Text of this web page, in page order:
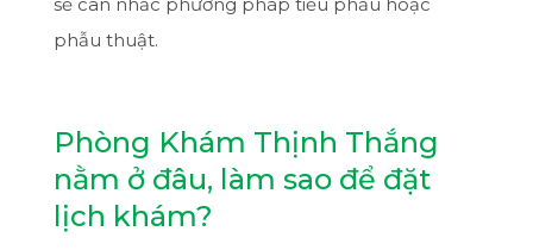
sẽ cân nhắc phương pháp tiểu phẫu hoặc
phẫu thuật.
Phòng Khám Thịnh Thắng
nằm ở đâu, làm sao để đặt
lịch khám?